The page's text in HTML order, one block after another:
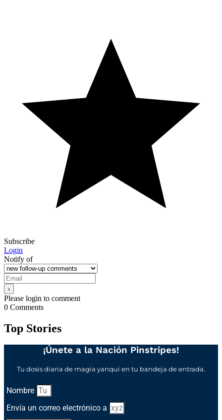
Subscribe
Login
Notify of
Please login to comment
0 Comments
Top Stories
¡Únete a la Nación Pinstripes!
Tu dosis diaria de magia yanqui en tu bandeja de entrada.
Nombre
Envía un correo electrónico a